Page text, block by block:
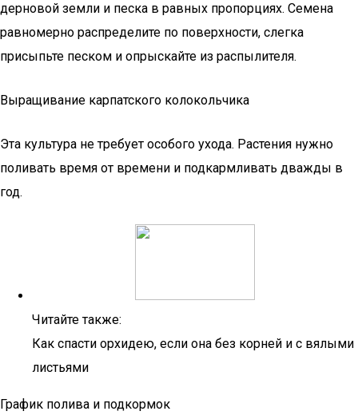
дерновой земли и песка в равных пропорциях. Семена
равномерно распределите по поверхности, слегка
присыпьте песком и опрыскайте из распылителя.
Выращивание карпатского колокольчика
Эта культура не требует особого ухода. Растения нужно
поливать время от времени и подкармливать дважды в
год.
Читайте также:
Как спасти орхидею, если она без корней и с вялыми
листьями
График полива и подкормок